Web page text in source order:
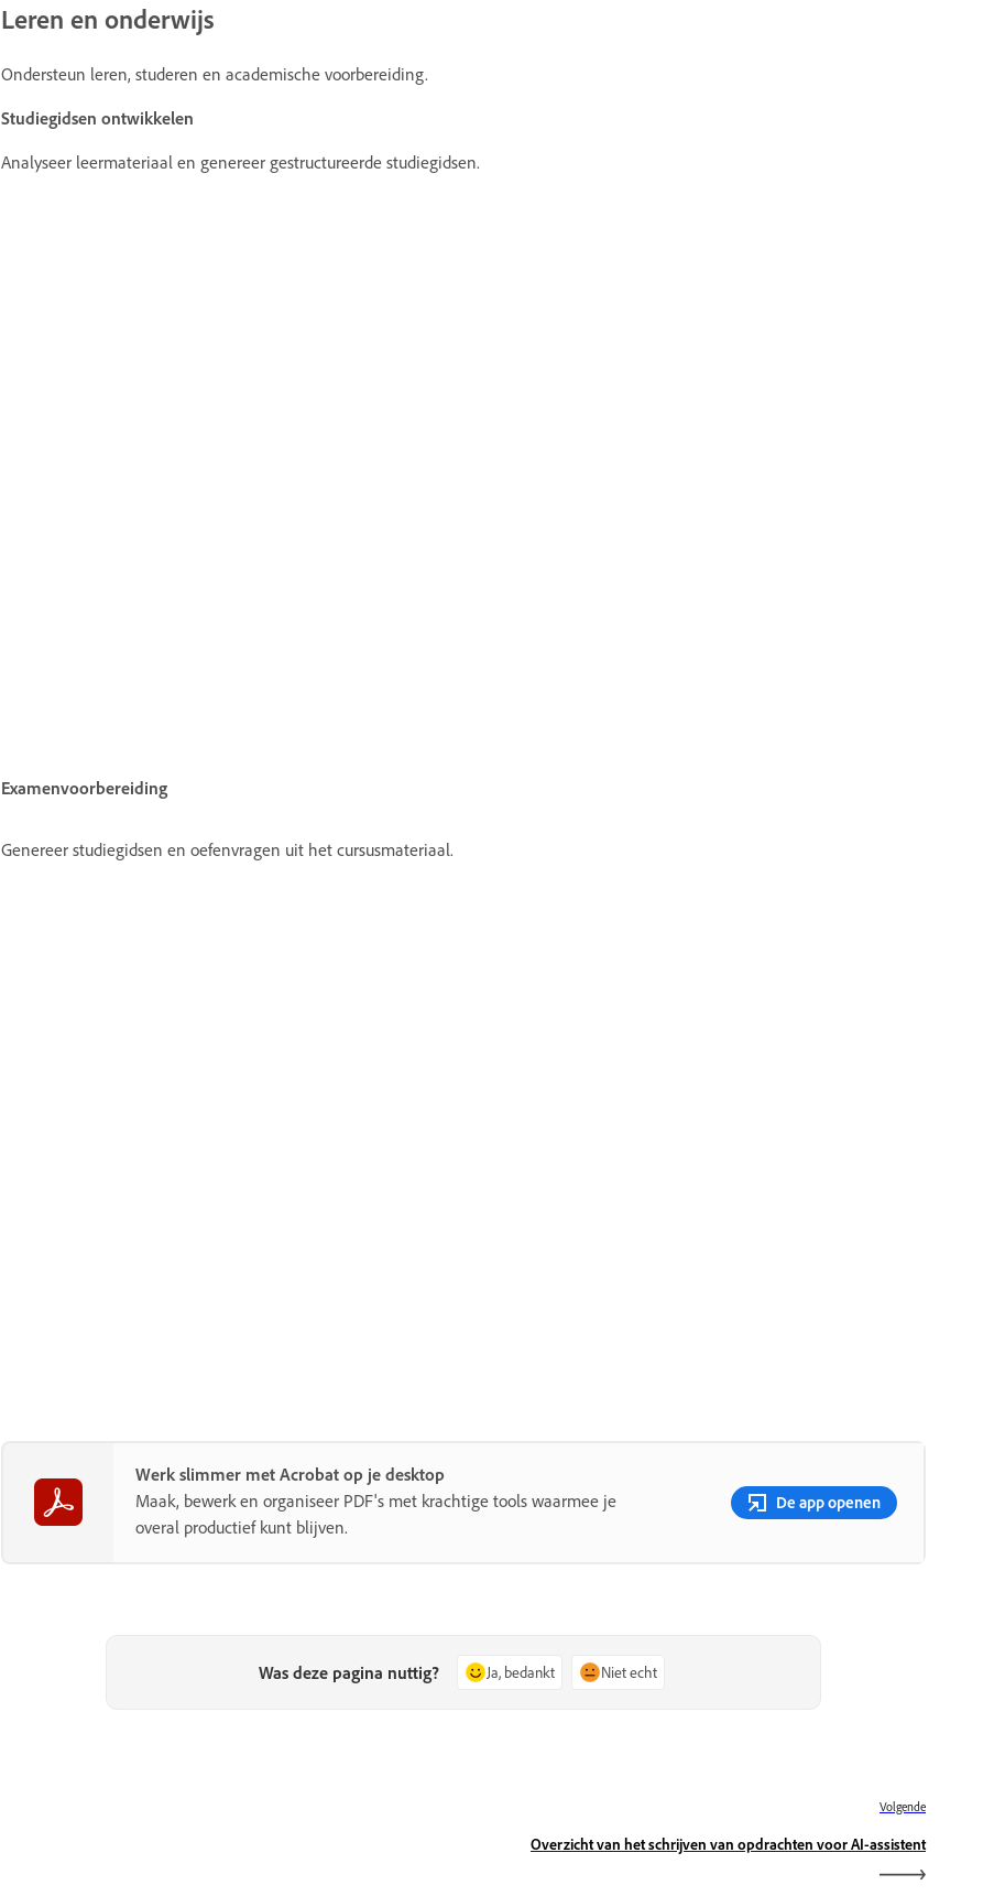
Leren en onderwijs
Ondersteun leren, studeren en academische voorbereiding.
Studiegidsen ontwikkelen
Analyseer leermateriaal en genereer gestructureerde studiegidsen.
Examenvoorbereiding
Genereer studiegidsen en oefenvragen uit het cursusmateriaal.
Werk slimmer met Acrobat op je desktop
Maak, bewerk en organiseer PDF's met krachtige tools waarmee je
overal productief kunt blijven.
De app openen
Was deze pagina nuttig? Ja, bedankt Niet echt
Volgende
Overzicht van het schrijven van opdrachten voor AI-assistent